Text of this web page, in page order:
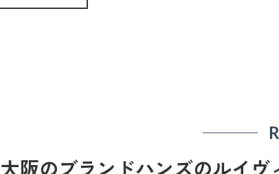
大阪のブランドハンズのルイヴ